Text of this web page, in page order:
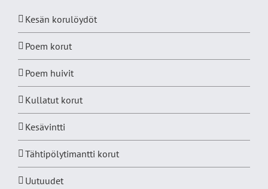
Kesän korulöydöt
Poem korut
Poem huivit
Kullatut korut
Kesävintti
Tähtipölytimantti korut
Uutuudet